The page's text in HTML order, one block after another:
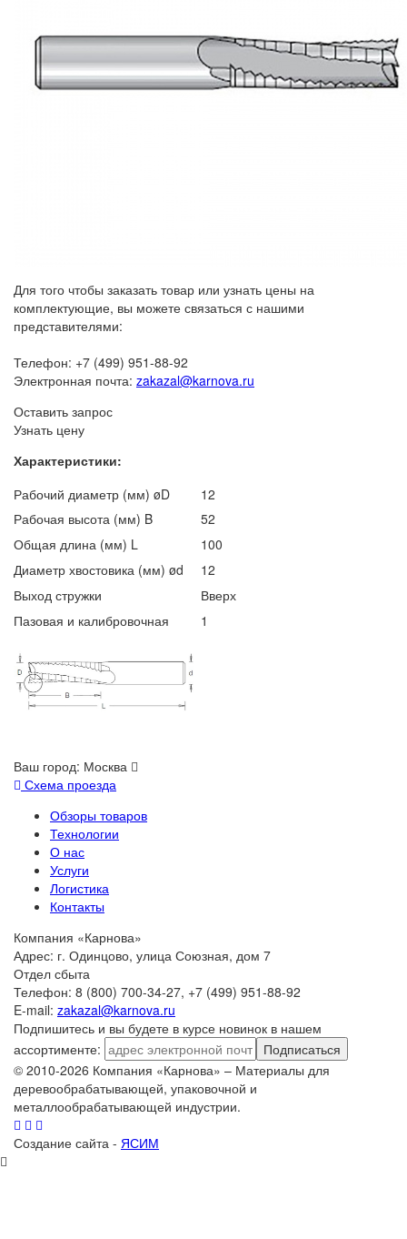
Для того чтобы заказать товар или узнать цены на
комплектующие, вы можете связаться с нашими
представителями:
Телефон: +7 (499) 951-88-92
Электронная почта: zakazal@karnova.ru
Оставить запрос
Узнать цену
Характеристики:
Рабочий диаметр (мм) øD
12
Рабочая высота (мм) B
52
Общая длина (мм) L
100
Диаметр хвостовика (мм) ød
12
Выход стружки
Вверх
Пазовая и калибровочная
1
Ваш город: Москва
Схема проезда
Обзоры товаров
Технологии
О нас
Услуги
Логистика
Контакты
Компания «Карнова»
Адрес: г. Одинцово, улица Союзная, дом 7
Отдел сбыта
Телефон: 8 (800) 700-34-27, +7 (499) 951-88-92
E-mail: zakazal@karnova.ru
Подпишитесь и вы будете в курсе новинок в нашем
ассортименте:
Подписаться
© 2010-2026 Компания «Карнова» – Материалы для
деревообрабатывающей, упаковочной и
металлообрабатывающей индустрии.
Создание сайта - ЯСИМ